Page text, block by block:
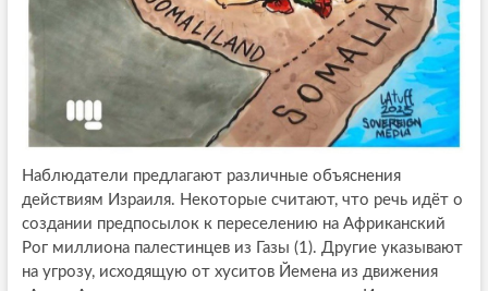
Наблюдатели предлагают различные объяснения
действиям Израиля. Некоторые считают, что речь идёт о
создании предпосылок к переселению на Африканский
Рог миллиона палестинцев из Газы (1). Другие указывают
на угрозу, исходящую от хуситов Йемена из движения